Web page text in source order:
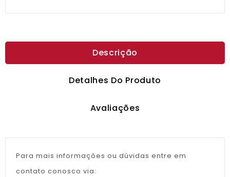
Descrição
Detalhes Do Produto
Avaliações
Para mais informações ou dúvidas entre em
contato conosco via: